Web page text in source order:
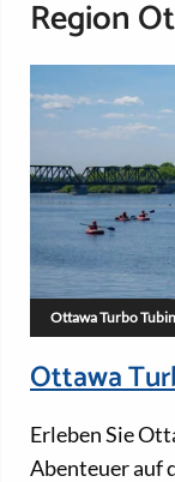
Region
Ottawa Turbo
Ottawa
Erleben Sie
Abenteuer auf